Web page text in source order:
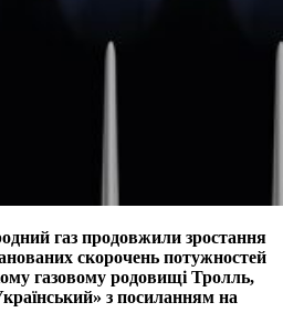
газ продовжили зростання
скорочень потужностей
газовому родовищі Тролль,
з посиланням на